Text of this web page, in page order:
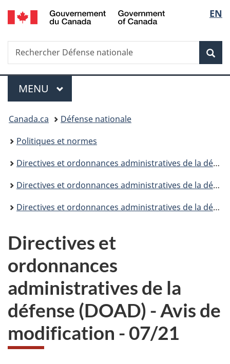
Passer
au
principal
Passer
à
Au
du
Passer
à
version
simplifiée
de
la
EN
Recherche
Rechercher
Défense
Menu
MENU PRINCIPAL
Vous
êtes
ici :
Canada.ca
Défense nationale
Politiques et normes
Directives et ordonnances administratives de la défense
Directives et ordonnances administratives de la défense (DOAD) - Avis de modification
Directives et ordonnances administratives de la défense (DOAD) - Avis de modification 2021
Directives et
ordonnances
administratives de la
défense (DOAD) - Avis de
modification - 07/21